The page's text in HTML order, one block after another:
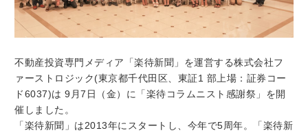
不動産投資専門メディア「楽待新聞」を運営する株式会社フ
ァーストロジック(東京都千代田区、東証1 部上場：証券コー
ド6037)は 9月7日（金）に「楽待コラムニスト感謝祭」を開
催しました。
「楽待新聞」は2013年にスタートし、今年で5周年。「楽待新